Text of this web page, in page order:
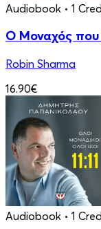
Audiobook • 1
Ο Μοναχός που
Robin Sharma
16.90€
Audiobook • 1